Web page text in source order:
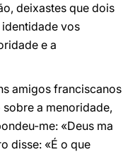
deixastes que dois
vos
e a
amigos franciscanos
a menoridade,
me: «Deus ma
disse: «É o que